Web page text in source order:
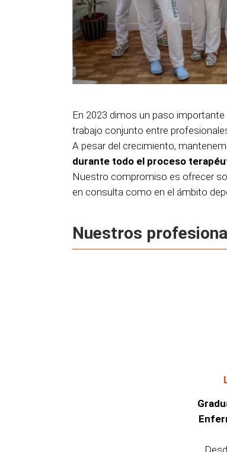
En 2023 dimos un paso
trabajo conjunto entre
A pesar del crecimiento,
durante todo el proceso
Nuestro compromiso es ofrecer
en consulta como en el ámbito
Nuestros